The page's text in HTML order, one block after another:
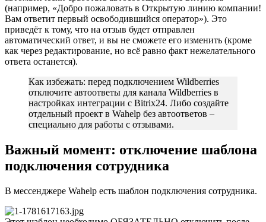
(например, «Добро пожаловать в Открытую линию компании!
Вам ответит первый освободившийся оператор»). Это
приведёт к тому, что на отзыв будет отправлен
автоматический ответ, и вы не сможете его изменить (кроме
как через редактирование, но всё равно факт нежелательного
ответа останется).
Как избежать: перед подключением Wildberries
отключите автоответы для канала Wildberries в
настройках интеграции с Bitrix24. Либо создайте
отдельный проект в Wahelp без автоответов –
специально для работы с отзывами.
Важный момент: отключение шаблона
подключения сотрудника
В мессенджере Wahelp есть шаблон подключения сотрудника.